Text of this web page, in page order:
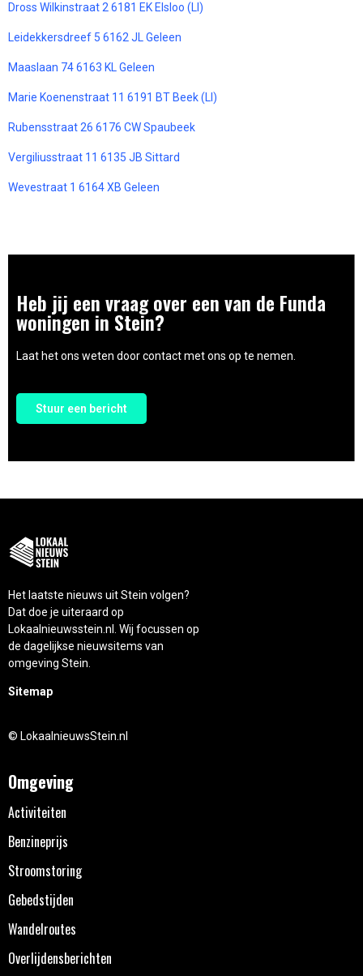
Dross Wilkinstraat 2 6181 EK Elsloo (LI)
Leidekkersdreef 5 6162 JL Geleen
Maaslaan 74 6163 KL Geleen
Marie Koenenstraat 11 6191 BT Beek (LI)
Rubensstraat 26 6176 CW Spaubeek
Vergiliusstraat 11 6135 JB Sittard
Wevestraat 1 6164 XB Geleen
Heb jij een vraag over een van de Funda
woningen in Stein?
Laat het ons weten door contact met ons op te nemen.
Stuur een bericht
Het laatste nieuws uit Stein volgen?
Dat doe je uiteraard op
Lokaalnieuwsstein.nl. Wij focussen op
de dagelijkse nieuwsitems van
omgeving Stein.
Sitemap
© LokaalnieuwsStein.nl
Omgeving
Activiteiten
Benzineprijs
Stroomstoring
Gebedstijden
Wandelroutes
Overlijdensberichten